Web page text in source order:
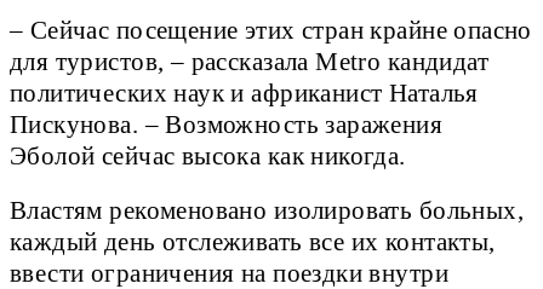
– Сейчас посещение этих стран крайне опасно
для туристов, – рассказала Metro кандидат
политических наук и африканист Наталья
Пискунова. – Возможность заражения
Эболой сейчас высока как никогда.
Властям рекоменовано изолировать больных,
каждый день отслеживать все их контакты,
ввести ограничения на поездки внутри